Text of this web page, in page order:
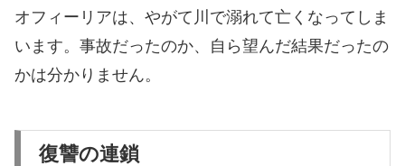
オフィーリアは、やがて川で溺れて亡くなってしま
います。事故だったのか、自ら望んだ結果だったの
かは分かりません。
復讐の連鎖